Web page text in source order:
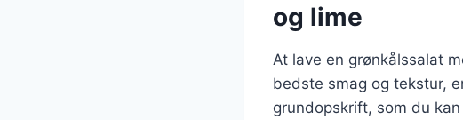
og lime
At lave en grønkålssalat
bedste smag og tekstur,
grundopskrift, som du